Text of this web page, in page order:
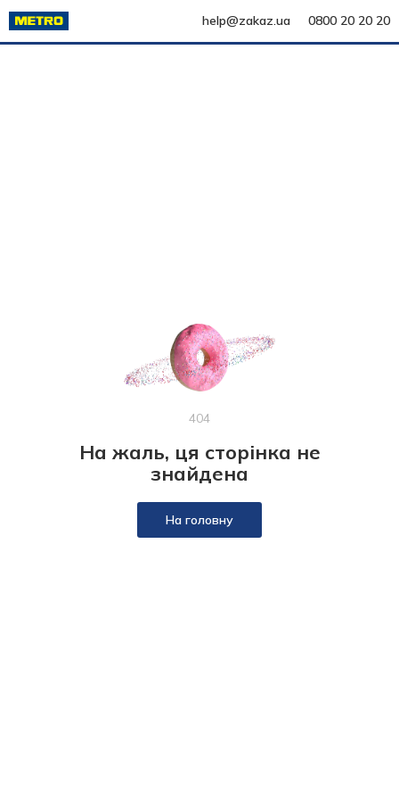
help@zakaz.ua 0800 20 20 20
404
На жаль, ця сторінка не
знайдена
На головну